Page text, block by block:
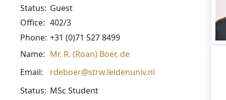
Status: Guest
Office: 402/3
Phone: +31 (0)71 527 8499
Name: Mr. R. (Roan) Boer, de
Email:
rdeboer@strw.leidenuniv.nl
Status: MSc Student